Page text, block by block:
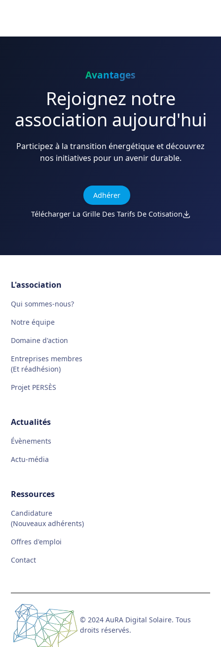
Avantages
Rejoignez notre
association aujourd'hui
Participez à la transition énergétique et découvrez
nos initiatives pour un avenir durable.
Adhérer
Télécharger La Grille Des Tarifs De Cotisation
L'association
Qui sommes-nous?
Notre équipe
Domaine d'action
Entreprises membres
(Et réadhésion)
Projet PERSÈS
Actualités
Évènements
Actu-média
Ressources
Candidature
(Nouveaux adhérents)
Offres d'emploi
Contact
© 2024 AuRA Digital Solaire. Tous
droits réservés.